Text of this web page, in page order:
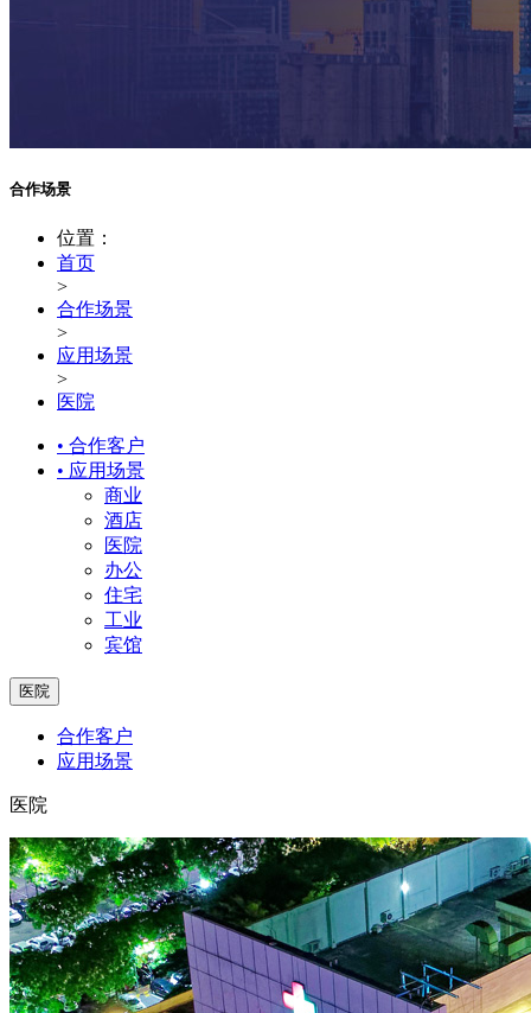
合作场景
位置：
首页
>
合作场景
>
应用场景
>
医院
• 合作客户
• 应用场景
商业
酒店
医院
办公
住宅
工业
宾馆
医院
合作客户
应用场景
医院